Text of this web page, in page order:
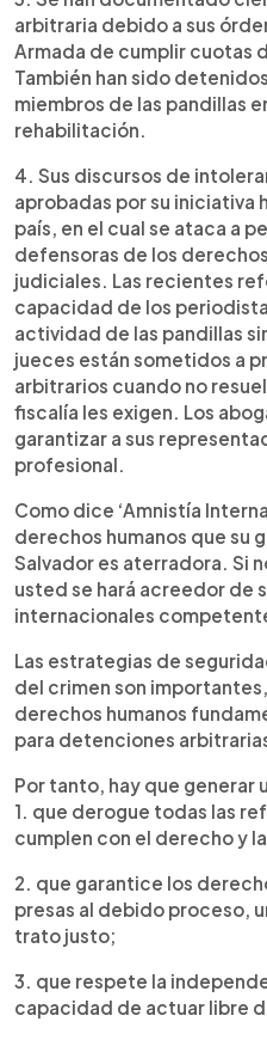
arbitraria debido a sus
Armada de cumplir cuotas
También han sido
miembros de las pandillas
rehabilitación.
4. Sus discursos de
aprobadas por su iniciativa
país, en el cual se ataca a
defensoras de los
judiciales. Las recientes
capacidad de los
actividad de las pandillas
jueces están sometidos a
arbitrarios cuando no
fiscalía les exigen. Los
garantizar a sus
profesional.
Como dice ‘Amnistía
derechos humanos que su
Salvador es aterradora. Si
usted se hará acreedor de
internacionales
Las estrategias de
del crimen son
derechos humanos
para detenciones
Por tanto, hay que generar
1. que derogue todas las
cumplen con el derecho y
2. que garantice los
presas al debido proceso,
trato justo;
3. que respete la
capacidad de actuar libre